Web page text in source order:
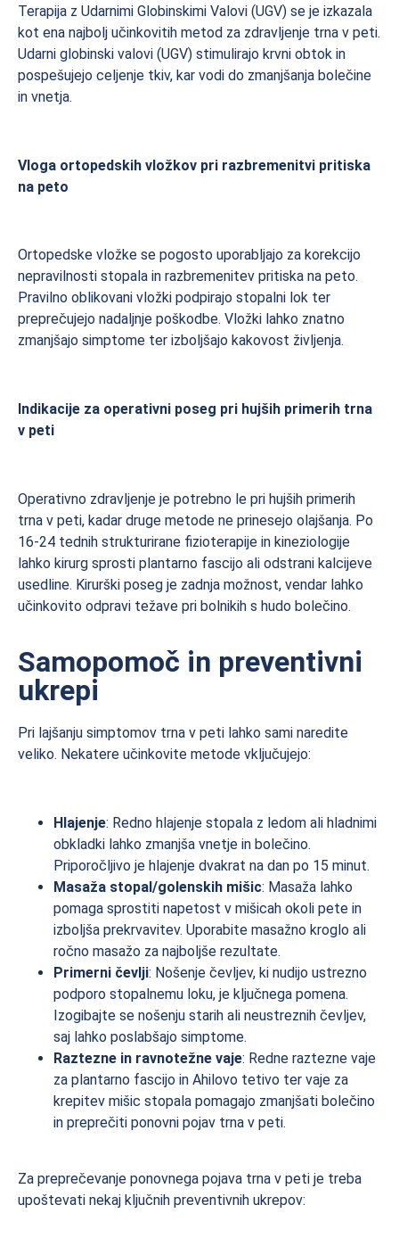
Terapija z Udarnimi Globinskimi Valovi (UGV) se je izkazala
kot ena najbolj učinkovitih metod za zdravljenje trna v peti.
Udarni globinski valovi (UGV) stimulirajo krvni obtok in
pospešujejo celjenje tkiv, kar vodi do zmanjšanja bolečine
in vnetja.
Vloga ortopedskih vložkov pri razbremenitvi pritiska
na peto
Ortopedske vložke se pogosto uporabljajo za korekcijo
nepravilnosti stopala in razbremenitev pritiska na peto.
Pravilno oblikovani vložki podpirajo stopalni lok ter
preprečujejo nadaljnje poškodbe. Vložki lahko znatno
zmanjšajo simptome ter izboljšajo kakovost življenja.
Indikacije za operativni poseg pri hujših primerih trna
v peti
Operativno zdravljenje je potrebno le pri hujših primerih
trna v peti, kadar druge metode ne prinesejo olajšanja. Po
16-24 tednih strukturirane fizioterapije in kineziologije
lahko kirurg sprosti plantarno fascijo ali odstrani kalcijeve
usedline. Kirurški poseg je zadnja možnost, vendar lahko
učinkovito odpravi težave pri bolnikih s hudo bolečino.
Samopomoč in preventivni
ukrepi
Pri lajšanju simptomov trna v peti lahko sami naredite
veliko. Nekatere učinkovite metode vključujejo:
Hlajenje: Redno hlajenje stopala z ledom ali hladnimi
obkladki lahko zmanjša vnetje in bolečino.
Priporočljivo je hlajenje dvakrat na dan po 15 minut.
Masaža stopal/golenskih mišic: Masaža lahko
pomaga sprostiti napetost v mišicah okoli pete in
izboljša prekrvavitev. Uporabite masažno kroglo ali
ročno masažo za najboljše rezultate.
Primerni čevlji: Nošenje čevljev, ki nudijo ustrezno
podporo stopalnemu loku, je ključnega pomena.
Izogibajte se nošenju starih ali neustreznih čevljev,
saj lahko poslabšajo simptome.
Raztezne in ravnotežne vaje: Redne raztezne vaje
za plantarno fascijo in Ahilovo tetivo ter vaje za
krepitev mišic stopala pomagajo zmanjšati bolečino
in preprečiti ponovni pojav trna v peti.
Za preprečevanje ponovnega pojava trna v peti je treba
upoštevati nekaj ključnih preventivnih ukrepov: